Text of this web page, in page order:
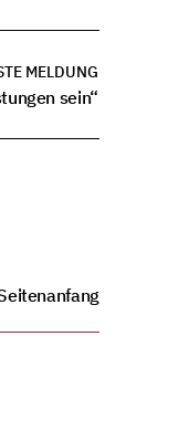
MELDUNG
sein“